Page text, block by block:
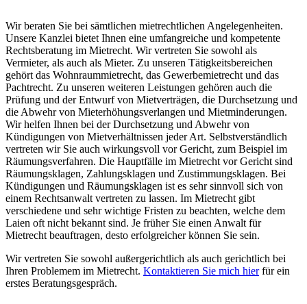
Wir beraten Sie bei sämtlichen mietrechtlichen Angelegenheiten.
Unsere Kanzlei bietet Ihnen eine umfangreiche und kompetente
Rechtsberatung im Mietrecht. Wir vertreten Sie sowohl als
Vermieter, als auch als Mieter. Zu unseren Tätigkeitsbereichen
gehört das Wohnraummietrecht, das Gewerbemietrecht und das
Pachtrecht. Zu unseren weiteren Leistungen gehören auch die
Prüfung und der Entwurf von Mietverträgen, die Durchsetzung und
die Abwehr von Mieterhöhungsverlangen und Mietminderungen.
Wir helfen Ihnen bei der Durchsetzung und Abwehr von
Kündigungen von Mietverhältnissen jeder Art. Selbstverständlich
vertreten wir Sie auch wirkungsvoll vor Gericht, zum Beispiel im
Räumungsverfahren. Die Hauptfälle im Mietrecht vor Gericht sind
Räumungsklagen, Zahlungsklagen und Zustimmungsklagen. Bei
Kündigungen und Räumungsklagen ist es sehr sinnvoll sich von
einem Rechtsanwalt vertreten zu lassen. Im Mietrecht gibt
verschiedene und sehr wichtige Fristen zu beachten, welche dem
Laien oft nicht bekannt sind. Je früher Sie einen Anwalt für
Mietrecht beauftragen, desto erfolgreicher können Sie sein.
Wir vertreten Sie sowohl außergerichtlich als auch gerichtlich bei
Ihren Problemem im Mietrecht. Kontaktieren Sie mich hierfür ein
erstes Beratungsgespräch.